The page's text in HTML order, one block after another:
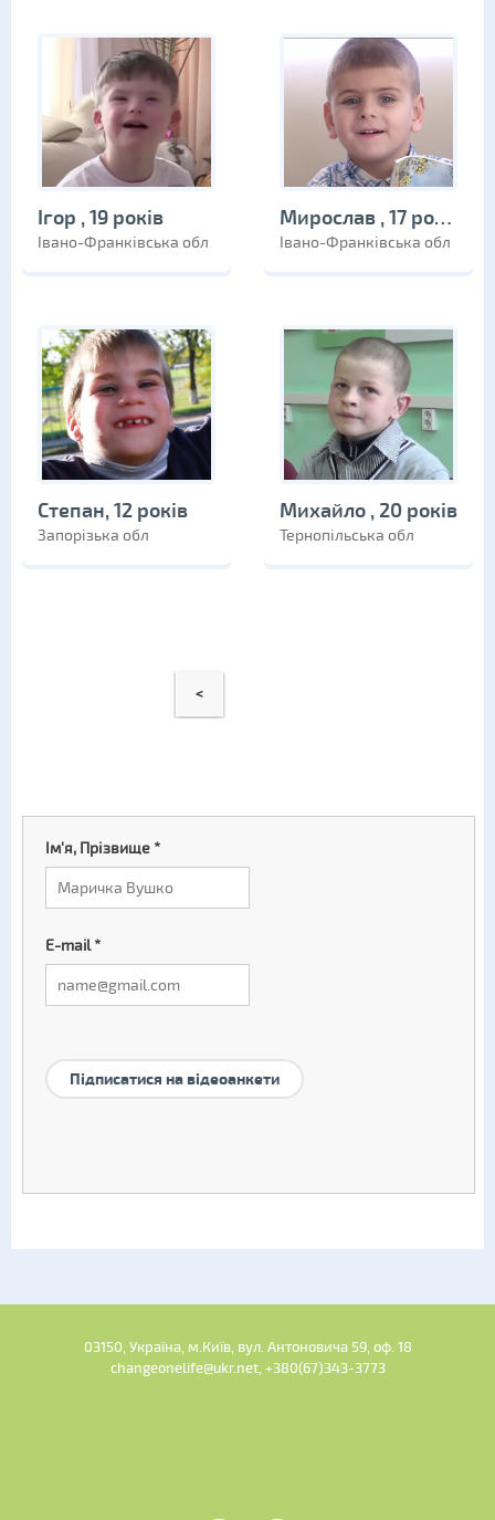
Ігор , 19 років
Івано-Франківська обл
Мирослав , 17 років
Івано-Франківська обл
Степан, 12 років
Запорізька обл
Михайло , 20 років
Тернопільська обл
<
Ім'я, Прізвище*
E-mail*
Підписатися на відеоанкети
03150, Україна, м.Київ, вул. Антоновича 59, оф. 18
changeonelife@ukr.net, +380(67)343-3773